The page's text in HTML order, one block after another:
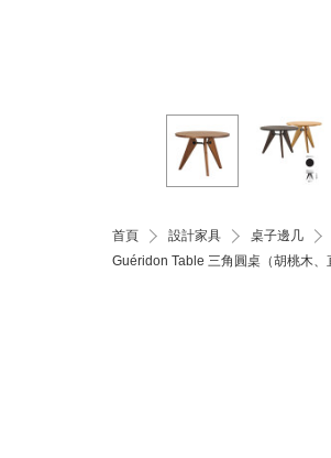
首頁 設計家具 桌子邊几
Guéridon Table 三角圓桌（胡桃木、